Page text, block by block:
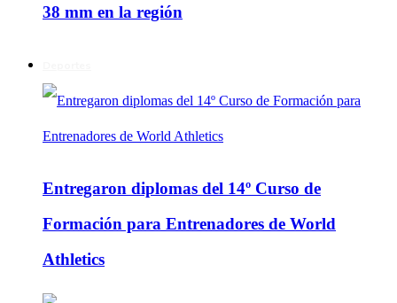
38 mm en la región
Entregaron diplomas del 14º Curso de
Formación para Entrenadores de World
Athletics